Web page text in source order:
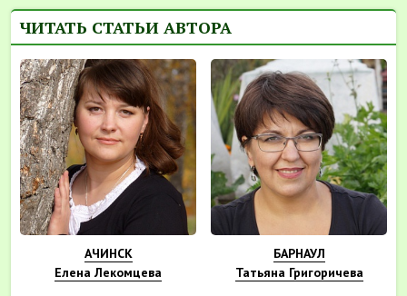
ЧИТАТЬ СТАТЬИ АВТОРА
АЧИНСК
Елена Лекомцева
БАРНАУЛ
Татьяна Григоричева